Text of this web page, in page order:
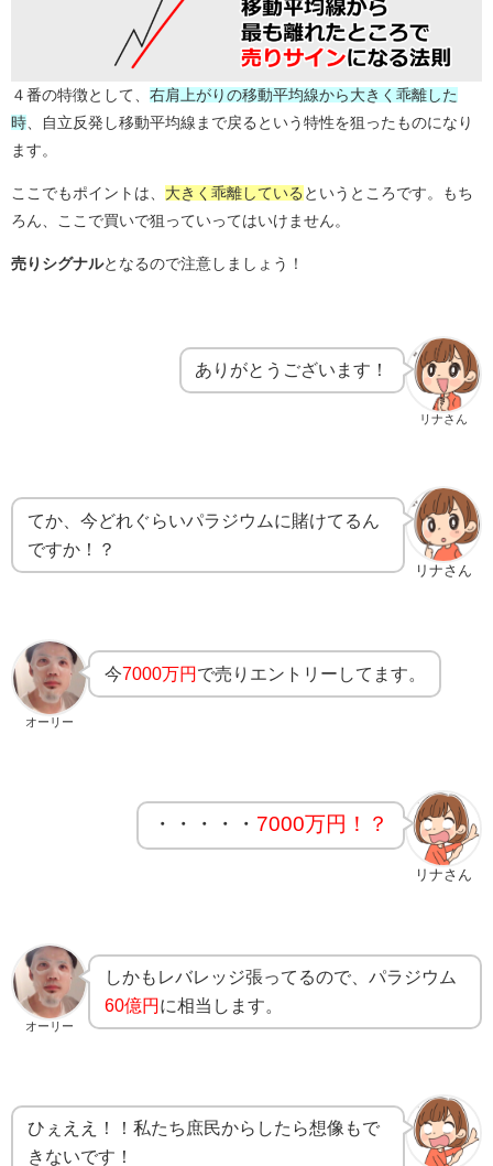
４番の特徴として、 右肩上がりの移動平均線から 大きく乖離した
時 、自立反発し 移動平均線まで戻るという特性を狙った ものになり
ます。
ここでもポイントは、 大きく乖離している というところです。
もち
ろん、ここで買いで狙っていってはいけません。
売りシグナルとなるので注意しましょう！
リナさん
ありがとうございます！
リナさん
てか、今どれぐらいパラジウムに賭けてるん
ですか！？
オーリー
今7000万円で売りエントリーしてます。
リナさん
・・・・・ 7000万円！？
オーリー
しかもレバレッジ張ってるので、パラジウム
60億円 に相当します。
ひぇええ！！私たち庶民からしたら想像もで
きないです！